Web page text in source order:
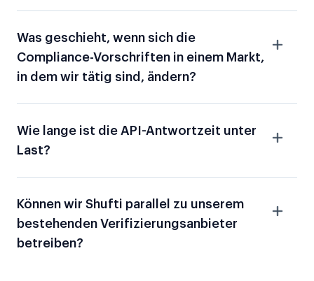
Was geschieht, wenn sich die
Compliance-Vorschriften in einem Markt,
in dem wir tätig sind, ändern?
Wie lange ist die API-Antwortzeit unter
Last?
Können wir Shufti parallel zu unserem
bestehenden Verifizierungsanbieter
betreiben?